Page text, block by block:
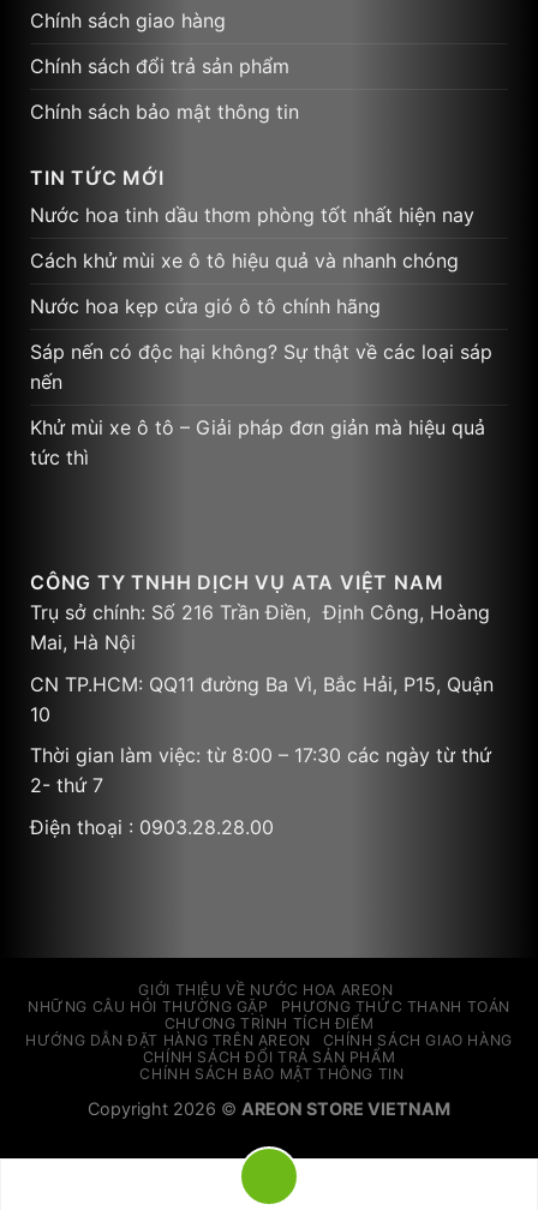
Chính sách giao hàng
Chính sách đổi trả sản phẩm
Chính sách bảo mật thông tin
TIN TỨC MỚI
Nước hoa tinh dầu thơm phòng tốt nhất hiện nay
Cách khử mùi xe ô tô hiệu quả và nhanh chóng
Nước hoa kẹp cửa gió ô tô chính hãng
Sáp nến có độc hại không? Sự thật về các loại sáp
nến
Khử mùi xe ô tô – Giải pháp đơn giản mà hiệu quả
tức thì
CÔNG TY TNHH DỊCH VỤ ATA VIỆT NAM
Trụ sở chính: Số 216 Trần Điền, Định Công, Hoàng
Mai, Hà Nội
CN TP.HCM: QQ11 đường Ba Vì, Bắc Hải, P15, Quận
10
Thời gian làm việc: từ 8:00 – 17:30 các ngày từ thứ
2- thứ 7
Điện thoại : 0903.28.28.00
GIỚI THIỆU VỀ NƯỚC HOA AREON
NHỮNG CÂU HỎI THƯỜNG GẶP
PHƯƠNG THỨC THANH TOÁN
CHƯƠNG TRÌNH TÍCH ĐIỂM
HƯỚNG DẪN ĐẶT HÀNG TRÊN AREON
CHÍNH SÁCH GIAO HÀNG
CHÍNH SÁCH ĐỔI TRẢ SẢN PHẨM
CHÍNH SÁCH BẢO MẬT THÔNG TIN
Copyright 2026 © AREON STORE VIETNAM